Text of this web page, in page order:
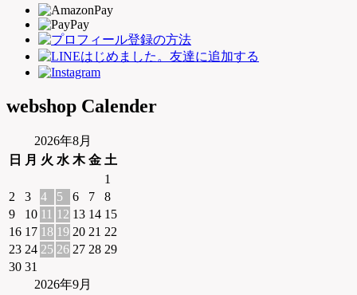
webshop Calender
2026年8月
日
月 火 水 木 金 土
1
2
3 4 5 6 7
8
9
10 11 12 13 14 15
16 17 18 19 20 21 22
23 24 25 26 27 28 29
30 31
2026年9月